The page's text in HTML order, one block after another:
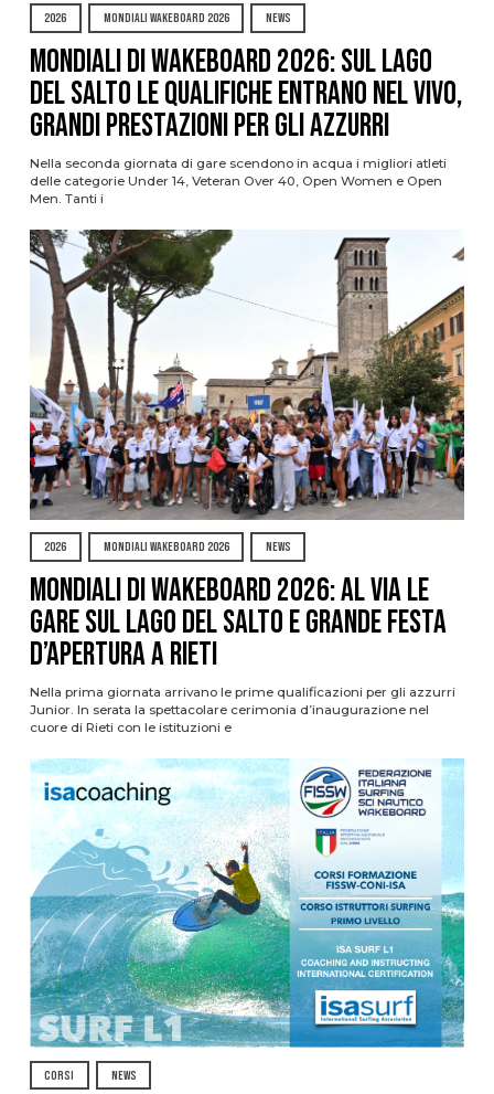
2026 MONDIALI WAKEBOARD 2026 NEWS
Mondiali di Wakeboard 2026: sul Lago
del Salto le qualifiche entrano nel vivo,
grandi prestazioni per gli azzurri
Nella seconda giornata di gare scendono in acqua i migliori atleti
delle categorie Under 14, Veteran Over 40, Open Women e Open
Men. Tanti i
2026 MONDIALI WAKEBOARD 2026 NEWS
Mondiali di Wakeboard 2026: al via le
gare sul Lago del Salto e grande festa
d’apertura a Rieti
Nella prima giornata arrivano le prime qualificazioni per gli azzurri
Junior. In serata la spettacolare cerimonia d’inaugurazione nel
cuore di Rieti con le istituzioni e
CORSI NEWS